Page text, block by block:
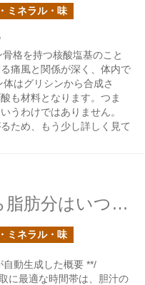
ミネラル・味
格を持つ核酸塩基のこと
痛風と関係が深く、体内で
はグリシンから合成さ
も材料となります。つま
うわけではありません。
ため、もう少し詳しく見て
胆汁という切り口から脂肪分はいつ摂取した方が良いかが判断できるそうだ
ミネラル・味
自動生成した概要 **/
に最適な時間帯は、胆汁の